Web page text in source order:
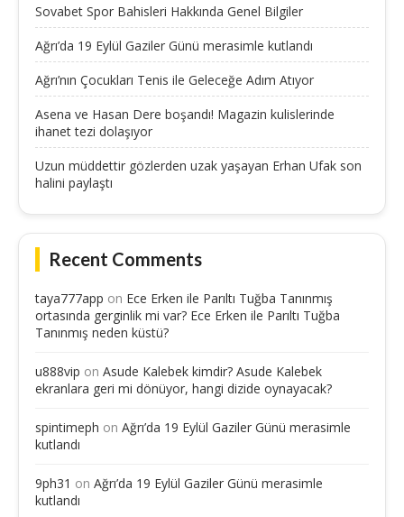
Sovabet Spor Bahisleri Hakkında Genel Bilgiler
Ağrı’da 19 Eylül Gaziler Günü merasimle kutlandı
Ağrı’nın Çocukları Tenis ile Geleceğe Adım Atıyor
Asena ve Hasan Dere boşandı! Magazin kulislerinde
ihanet tezi dolaşıyor
Uzun müddettir gözlerden uzak yaşayan Erhan Ufak son
halini paylaştı
Recent Comments
taya777app on Ece Erken ile Parıltı Tuğba Tanınmış
ortasında gerginlik mi var? Ece Erken ile Parıltı Tuğba
Tanınmış neden küstü?
u888vip on Asude Kalebek kimdir? Asude Kalebek
ekranlara geri mi dönüyor, hangi dizide oynayacak?
spintimeph on Ağrı’da 19 Eylül Gaziler Günü merasimle
kutlandı
9ph31 on Ağrı’da 19 Eylül Gaziler Günü merasimle
kutlandı